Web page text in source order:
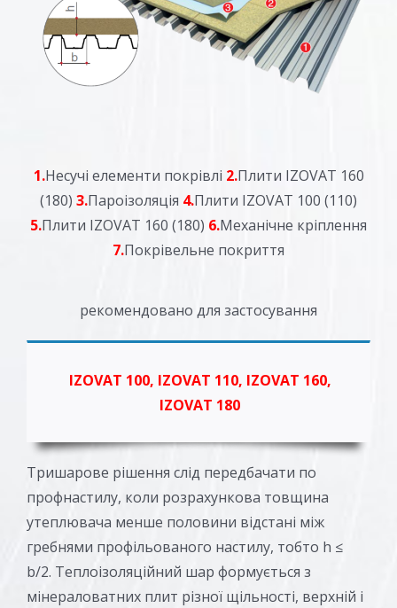
1.Несучі елементи покрівлі 2.Плити IZOVAT 160
(180) 3.Пароізоляція 4.Плити IZOVAT 100 (110)
5.Плити IZOVAT 160 (180) 6.Механічне кріплення
7.Покрівельне покриття
рекомендовано для застосування
IZOVAT 100, IZOVAT 110, IZOVAT 160,
IZOVAT 180
Тришарове рішення слід передбачати по
профнастилу, коли розрахункова товщина
утеплювача менше половини відстані між
гребнями профільованого настилу, тобто h ≤
b/2. Теплоізоляційний шар формується з
мінераловатних плит різної щільності, верхній і